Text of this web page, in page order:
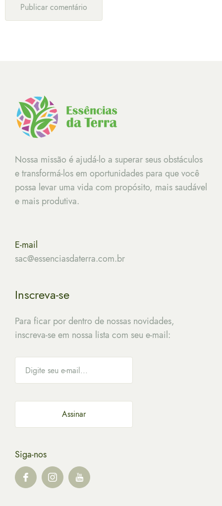
Nossa missão é ajudá-lo a superar seus obstáculos
e transformá-los em oportunidades para que você
possa levar uma vida com propósito, mais saudável
e mais produtiva.
E-mail
sac@essenciasdaterra.com.br
Inscreva-se
Para ficar por dentro de nossas novidades,
inscreva-se em nossa lista com seu e-mail:
Siga-nos